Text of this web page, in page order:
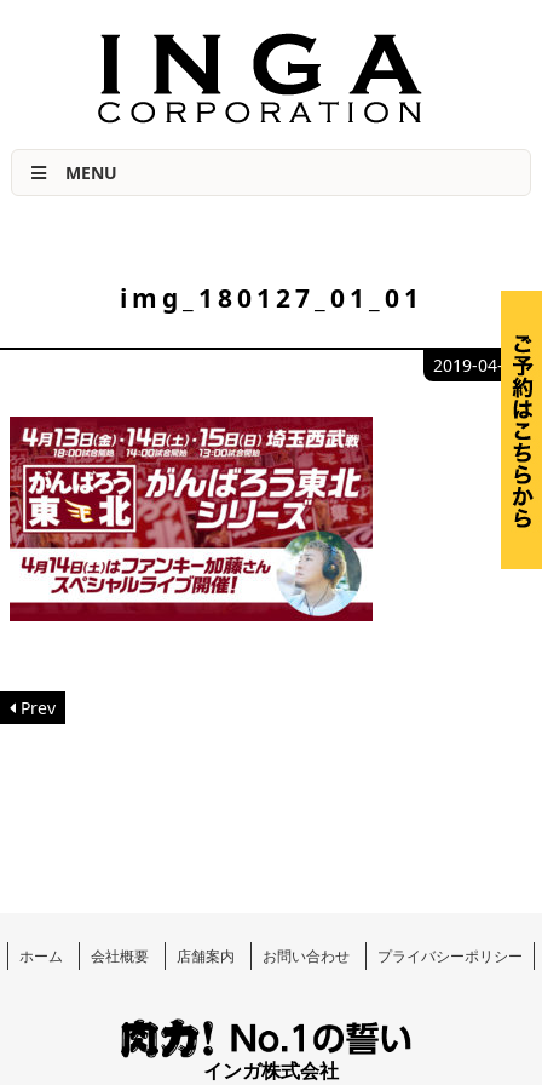
MENU
img_180127_01_01
2019-04-10
Prev
ホーム 会社概要 店舗案内 お問い合わせ プライバシーポリシー
インガ株式会社